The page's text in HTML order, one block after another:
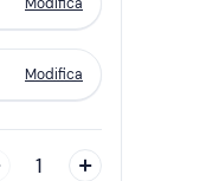
Modifica
1